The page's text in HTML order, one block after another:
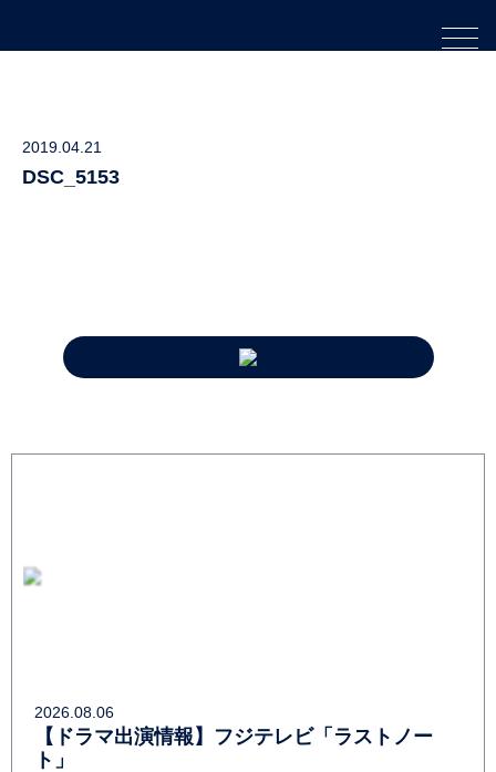
2019.04.21
DSC_5153
2026.08.06
【ドラマ出演情報】フジテレビ「ラストノー
ト」